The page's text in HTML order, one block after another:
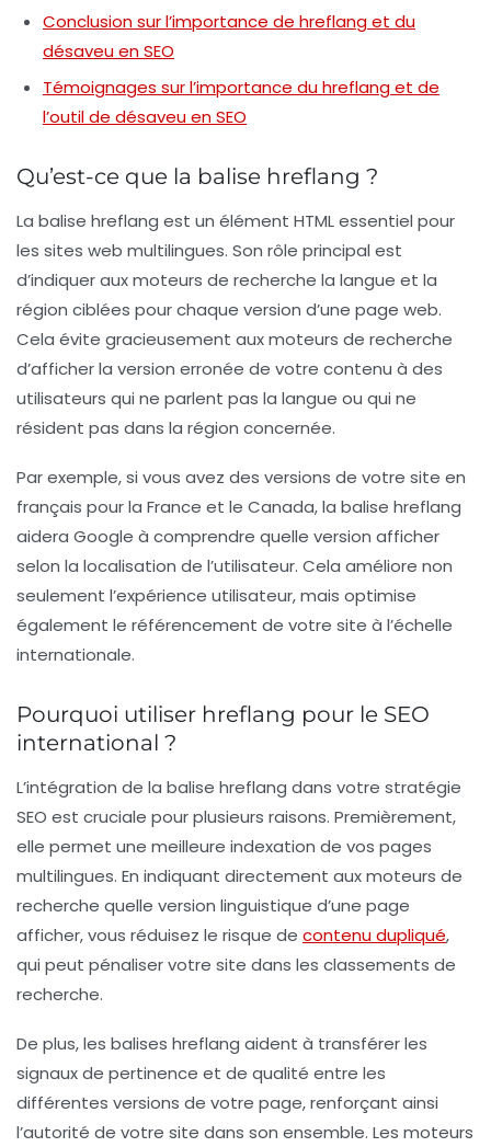
Conclusion sur l’importance de hreflang et du
désaveu en SEO
Témoignages sur l’importance du hreflang et de
l’outil de désaveu en SEO
Qu’est-ce que la balise hreflang ?
La balise hreflang est un élément HTML essentiel pour
les sites web multilingues. Son rôle principal est
d’indiquer aux moteurs de recherche la langue et la
région ciblées pour chaque version d’une page web.
Cela évite gracieusement aux moteurs de recherche
d’afficher la version erronée de votre contenu à des
utilisateurs qui ne parlent pas la langue ou qui ne
résident pas dans la région concernée.
Par exemple, si vous avez des versions de votre site en
français pour la France et le Canada, la balise hreflang
aidera Google à comprendre quelle version afficher
selon la localisation de l’utilisateur. Cela améliore non
seulement l’expérience utilisateur, mais optimise
également le référencement de votre site à l’échelle
internationale.
Pourquoi utiliser hreflang pour le SEO
international ?
L’intégration de la balise hreflang dans votre stratégie
SEO est cruciale pour plusieurs raisons. Premièrement,
elle permet une meilleure indexation de vos pages
multilingues. En indiquant directement aux moteurs de
recherche quelle version linguistique d’une page
afficher, vous réduisez le risque de contenu dupliqué,
qui peut pénaliser votre site dans les classements de
recherche.
De plus, les balises hreflang aident à transférer les
signaux de pertinence et de qualité entre les
différentes versions de votre page, renforçant ainsi
l’autorité de votre site dans son ensemble. Les moteurs